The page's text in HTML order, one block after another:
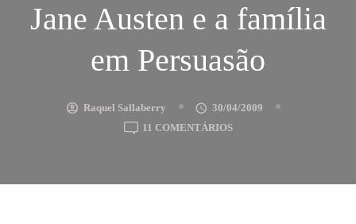
Jane Austen e a família
em Persuasão
Raquel Sallaberry
30/04/2009
11 COMENTÁRIOSEM
E